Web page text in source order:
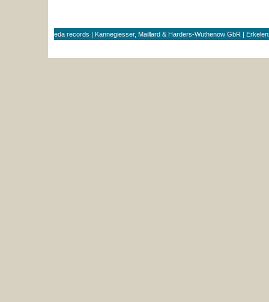
eda records | Kannegiesser, Maillard & Harders-Wuthenow GbR |